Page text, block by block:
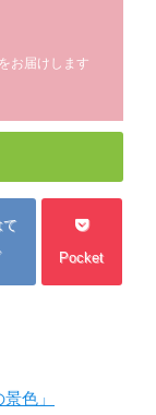
お届けします
Pocket
色」